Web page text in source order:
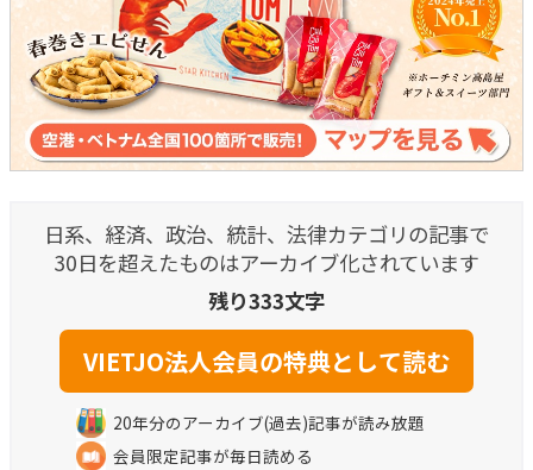
日系、経済、政治、統計、法律カテゴリの記事で
30日を超えたものはアーカイブ化されています
残り333文字
20年分のアーカイブ(過去)記事が読み放題
会員限定記事が毎日読める